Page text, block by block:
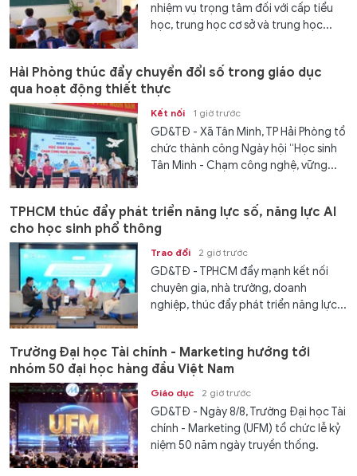
nhiệm vụ trọng tâm đối với cấp tiểu
học, trung học cơ sở và trung học...
Hải Phòng thúc đẩy chuyển đổi số trong giáo dục
qua hoạt động thiết thực
Kết nối 1 giờ trước
GD&TĐ - Xã Tân Minh, TP Hải Phòng tổ
chức thành công Ngày hội “Học sinh
Tân Minh - Chạm công nghệ, vững...
TPHCM thúc đẩy phát triển năng lực số, năng lực AI
cho học sinh phổ thông
Trao đổi 2 giờ trước
GD&TĐ - TPHCM đẩy mạnh kết nối
chuyên gia, nhà trường, doanh
nghiệp, thúc đẩy phát triển năng lực...
Trường Đại học Tài chính - Marketing hướng tới
nhóm 50 đại học hàng đầu Việt Nam
Giáo dục 2 giờ trước
GD&TĐ - Ngày 8/8, Trường Đại học Tài
chính - Marketing (UFM) tổ chức lễ kỷ
niệm 50 năm ngày truyền thống.